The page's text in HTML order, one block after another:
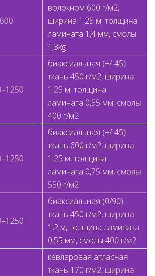
волокном 600 г/м2,
ширина 1,25 м, толщина
ламината 1,4 мм, смолы
1,3kg
биаксиальная (+/-45)
ткань 450 г/м2, ширина
1,25 м, толщина
ламината 0,55 мм, смолы
400 г/м2
биаксиальная (+/-45)
ткань 600 г/м2, ширина
1,25 м, толщина
ламината 0,75 мм, смолы
550 г/м2
биаксиальная (0/90)
ткань 450 г/м2, ширина
1,2 м, толщина ламината
0,55 мм, смолы 400 г/м2
кевларовая атласная
ткань 170 г/м2, ширина